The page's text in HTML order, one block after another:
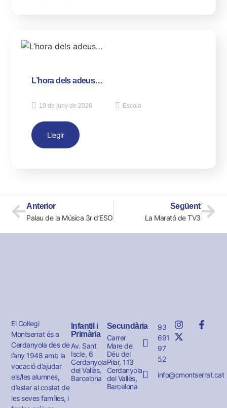
L’hora dels adeus…
19 de juny de 2026 Escola
Llegir
Anterior
Palau de la Música 3r d’ESO
Següent
La Marató de TV3
El Col·legi
Montserrat és a
Cerdanyola des de
l’any 1948 amb la
vocació d’ajudar
els/les alumnes,
d’estar al costat de
les seves famílies, i
Infantil i
Primària
Av. Sant
Iscle, 6
Cerdanyola
del Vallès,
Barcelona
Secundària
Carrer
Mare de
Déu del
Pilar, 113
Cerdanyola
del Vallès,
Barcelona
93
691
97
52
info@cmontserrat.cat